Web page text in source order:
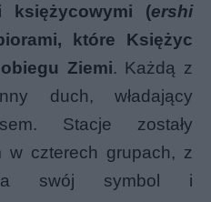
księżycowymi (ershi
które Księżyc
Ziemi. Każdą z
duch, władający
Stacje zostały
w czterech grupach, z
swój symbol i